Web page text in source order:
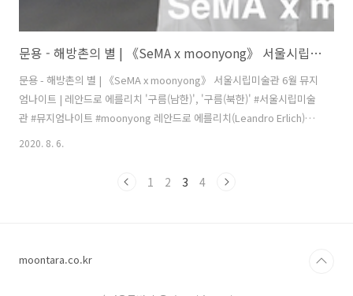
문용 - 해방촌의 별 | 《SeMA x moonyong》 서울시립미술관 6월 뮤지엄나이트 | 레안드로 에를리치 '구름(남한)', '구름(북한)'
문용 - 해방촌의 별 | 《SeMA x moonyong》 서울시립미술관 6월 뮤지
엄나이트 | 레안드로 에를리치 '구름(남한)', '구름(북한)' #서울시립미술
관 #뮤지엄나이트 #moonyong 레안드로 에를리치(Leandro Erlich)의
'구름(남한)', '구름(북한)' 작품 앞에서 《SeMA x moonyong》 풀버
https://www.youtube.com/user/moonyong59/?
2020. 8. 6.
1 2 3 4
moontara.co.kr